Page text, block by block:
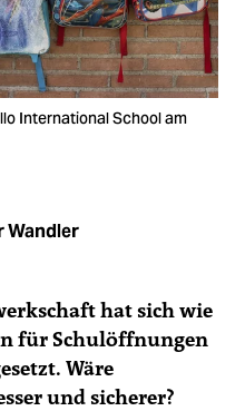
International School am
Wandler
hat sich wie
für Schulöffnungen
Wäre
und sicherer?